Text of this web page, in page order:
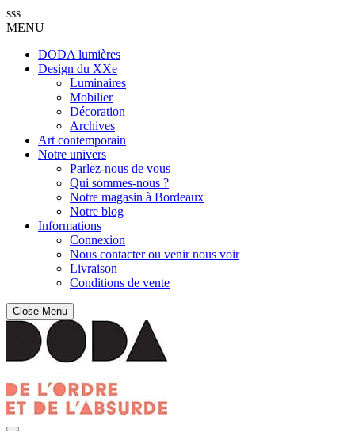
sss
MENU
DODA lumières
Design du XXe
Luminaires
Mobilier
Décoration
Archives
Art contemporain
Notre univers
Parlez-nous de vous
Qui sommes-nous ?
Notre magasin à Bordeaux
Notre blog
Informations
Connexion
Nous contacter ou venir nous voir
Livraison
Conditions de vente
Close Menu